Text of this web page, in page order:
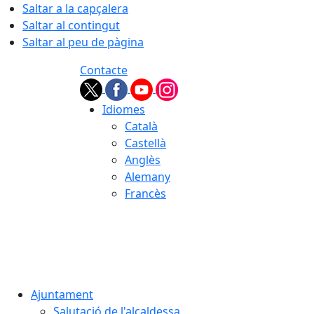
Saltar a la capçalera
Saltar al contingut
Saltar al peu de pàgina
Contacte
Idiomes
Català
Castellà
Anglès
Alemany
Francès
Ajuntament